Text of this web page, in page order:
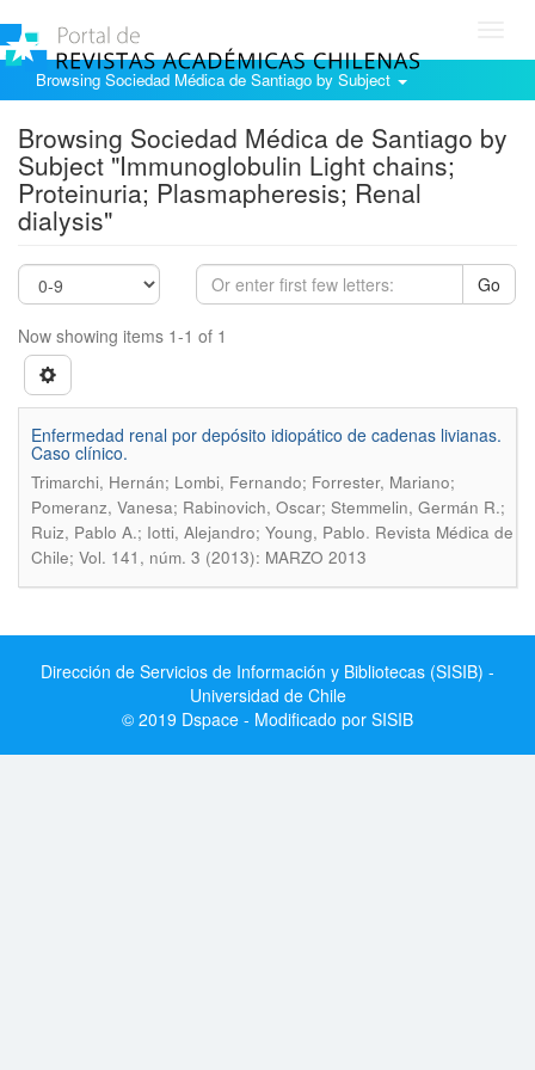
Browsing Sociedad Médica de Santiago by Subject
Browsing Sociedad Médica de Santiago by
Subject "Immunoglobulin Light chains;
Proteinuria; Plasmapheresis; Renal
dialysis"
Go
Now showing items 1-1 of 1
Enfermedad renal por depósito idiopático de cadenas livianas.
Caso clínico.
Trimarchi, Hernán; Lombi, Fernando; Forrester, Mariano;
Pomeranz, Vanesa; Rabinovich, Oscar; Stemmelin, Germán R.;
Ruiz, Pablo A.; Iotti, Alejandro; Young, Pablo. Revista Médica de
Chile; Vol. 141, núm. 3 (2013): MARZO 2013
Dirección de Servicios de Información y Bibliotecas (SISIB) -
Universidad de Chile
© 2019 Dspace - Modificado por SISIB